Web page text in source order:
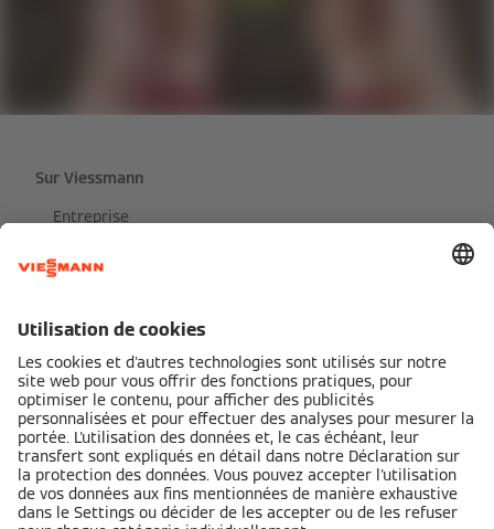
Sur Viessmann
Entreprise
Presse
Produits
Consommateurs
Entreprises